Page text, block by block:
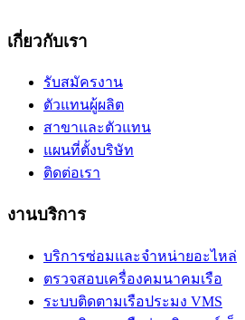
เกี่ยวกับเรา
รับสมัครงาน
ตัวแทนผู้ผลิต
สาขาและตัวแทน
แผนที่ตั้งบริษัท
ติดต่อเรา
งานบริการ
บริการซ่อมและจำหน่ายอะไหล่
ตรวจสอบเครื่องคมนาคมเรือ
ระบบติดตามเรือประมง VMS